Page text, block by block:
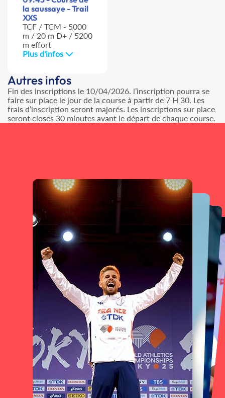
la saussaye - Trail
XXS
TCF / TCM - 5000
m / 20 m D+ / 5200
m effort
Plus d'infos
Autres infos
Fin des inscriptions le 10/04/2026. l’inscription pourra se
faire sur place le jour de la course à partir de 7 H 30. Les
frais d’inscription seront majorés. Les inscriptions sur place
seront closes 30 minutes avant le départ de chaque course.